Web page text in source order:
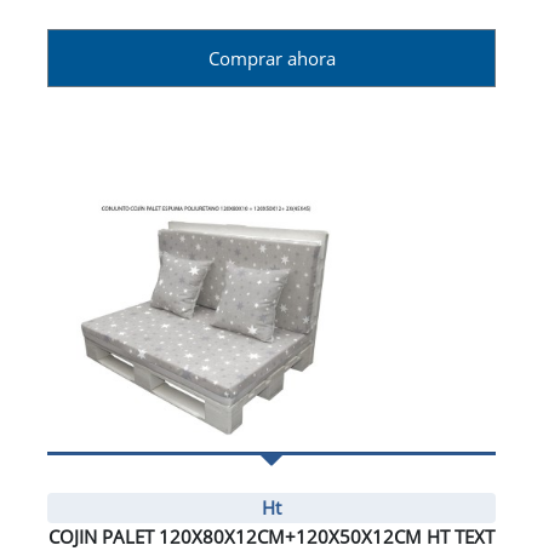
Comprar ahora
Ht
COJIN PALET 120X80X12CM+120X50X12CM HT TEXT